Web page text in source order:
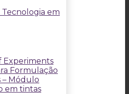
Tecnologia em
Experiments
Formulação
– Módulo
em tintas